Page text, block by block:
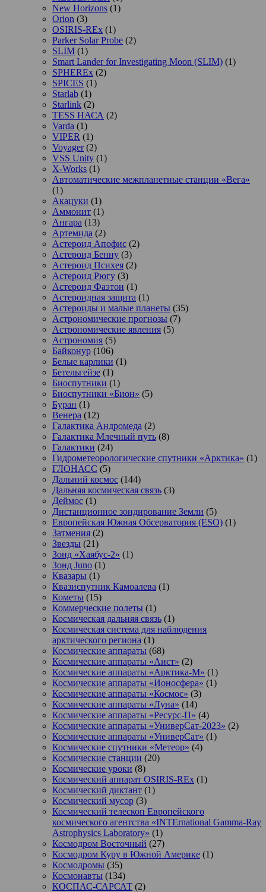
New Horizons (1)
Orion (3)
OSIRIS-REx (1)
Parker Solar Probe (2)
SLIM (1)
Smart Lander for Investigating Moon (SLIM) (1)
SPHEREx (2)
SPICES (1)
Starlab (1)
Starlink (2)
TESS НАСА (2)
Varda (1)
VIPER (1)
Voyager(2)
VSS Unity (1)
X-Works (1)
Автоматические межпланетные станции «Вега»
(1)
Акацуки (1)
Аммонит (1)
Ангара (13)
Артемида (2)
Астероид Апофис (2)
Астероид Бенну (3)
Астероид Психея (2)
Астероид Рюгу (3)
Астероид Фаэтон (1)
Астероидная защита (1)
Астероиды и малые планеты (35)
Астрономические прогнозы (7)
Астрономические явления (5)
Астрономия (5)
Байконур (106)
Белые карлики (1)
Бетельгейзе (1)
Биоспутники (1)
Биоспутники «Бион» (5)
Буран (1)
Венера (12)
Галактика Андромеда (2)
Галактика Млечный путь (8)
Галактики (24)
Гидрометеорологические спутники «Арктика» (1)
ГЛОНАСС (5)
Дальний космос (144)
Дальняя космическая связь (3)
Деймос (1)
Дистанционное зондирование Земли (5)
Европейская Южная Обсерватория (ESO) (1)
Затмения (2)
Звезды (21)
Зонд «Хаябус-2» (1)
Зонд Juno (1)
Квазары (1)
Квазиспутник Камоалева (1)
Кометы (15)
Коммерческие полеты (1)
Космическая дальняя связь (1)
Космическая система для наблюдения
арктического региона (1)
Космические аппараты (68)
Космические аппараты «Аист» (2)
Космические аппараты «Арктика-М» (1)
Космические аппараты «Ионосфера» (1)
Космические аппараты «Космос» (3)
Космические аппараты «Луна» (14)
Космические аппараты «Ресурс-П» (4)
Космические аппараты «УниверСат-2023» (2)
Космические аппараты «УниверСат» (1)
Космические спутники «Метеор» (4)
Космические станции (20)
Космические уроки (8)
Космический аппарат OSIRIS-REx (1)
Космический диктант (1)
Космический мусор (3)
Космический телескоп Европейского
космического агентства «INTErnational Gamma-Ray
Astrophysics Laboratory» (1)
Космодром Восточный (27)
Космодром Куру в Южной Америке (1)
Космодромы (35)
Космонавты (134)
КОСПАС-САРСАТ (2)